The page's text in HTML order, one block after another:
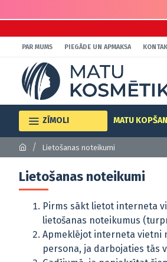
PAR MUMS PIEGĀDE UN APMAKSA
ZĪMOLI MATU
Lietošanas noteikumi
Lietošanas noteikumi
Pirms sākt lietot interneta
lietošanas noteikumus
Apmeklējot interneta vietni
persona, ja darbojaties tās